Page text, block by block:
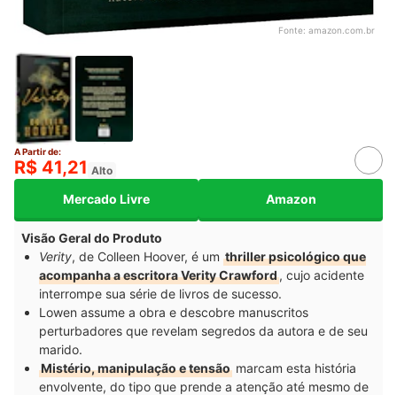
Fonte: amazon.com.br
A Partir de:
R$ 41,21 Alto
Mercado Livre Amazon
Visão Geral do Produto
Verity, de Colleen Hoover, é um thriller psicológico que
acompanha a escritora Verity Crawford, cujo acidente
interrompe sua série de livros de sucesso.
Lowen assume a obra e descobre manuscritos
perturbadores que revelam segredos da autora e de seu
marido.
Mistério, manipulação e tensão marcam esta história
envolvente, do tipo que prende a atenção até mesmo de